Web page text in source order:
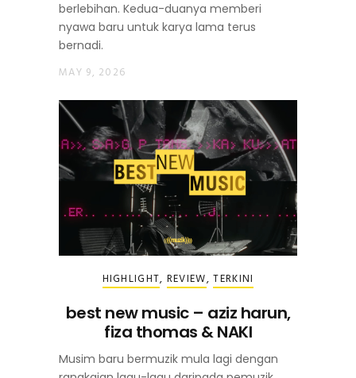
berlebihan. Kedua-duanya memberi
nyawa baru untuk karya lama terus
bernadi.
MAY 9, 2026
HIGHLIGHT, REVIEW,TERKINI
best new music – aziz harun,
fiza thomas & NAKI
Musim baru bermuzik mula lagi dengan